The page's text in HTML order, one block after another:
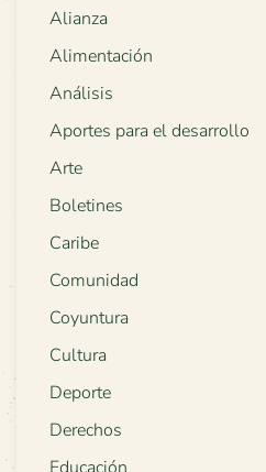
Alianza
Alimentación
Análisis
Aportes para el desarrollo
Arte
Boletines
Caribe
Comunidad
Coyuntura
Cultura
Deporte
Derechos